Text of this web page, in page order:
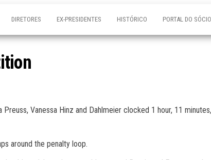
DIRETORES EX-PRESIDENTES HISTÓRICO PORTAL DO SÓCIO
Vanessa Hinz and Dahlmeier clocked 1 hour, 11
around the penalty loop.